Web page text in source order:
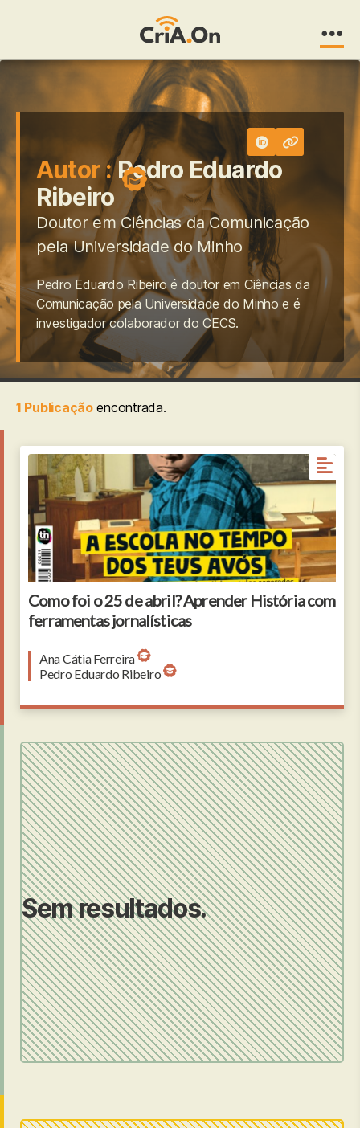
Autor :Pedro Eduardo
Ribeiro
Doutor em Ciências da Comunicação
pela Universidade do Minho
Pedro Eduardo Ribeiro é doutor em Ciências da
Comunicação pela Universidade do Minho e é
investigador colaborador do CECS.
1 Publicaçãoencontrada.
Como foi o 25 de abril? Aprender História com
ferramentas jornalísticas
Ana Cátia Ferreira
Pedro Eduardo Ribeiro
Sem resultados.